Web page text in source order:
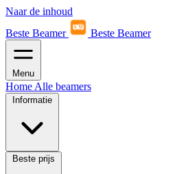
Naar de inhoud
Beste Beamer
Beste Beamer
Menu
Home Alle beamers
Informatie
Beste prijs